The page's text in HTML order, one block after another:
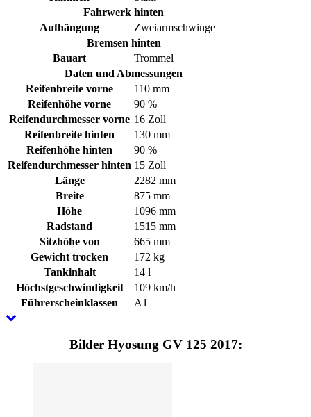
Fahrwerk hinten
Aufhängung
Zweiarmschwinge
Bremsen hinten
Bauart
Trommel
Daten und Abmessungen
Reifenbreite vorne
110 mm
Reifenhöhe vorne
90 %
Reifendurchmesser vorne 16 Zoll
Reifenbreite hinten
130 mm
Reifenhöhe hinten
90 %
Reifendurchmesser hinten 15 Zoll
Länge
2282 mm
Breite
875 mm
Höhe
1096 mm
Radstand
1515 mm
Sitzhöhe von
665 mm
Gewicht trocken
172 kg
Tankinhalt
14 l
Höchstgeschwindigkeit
109 km/h
Führerscheinklassen
A1
Bilder Hyosung GV 125 2017: